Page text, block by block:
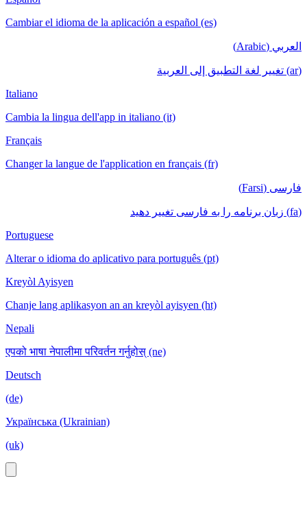
Cambiar el idioma de la aplicación a español (es)
العربي (Arabic)
(ar) تغيير لغة التطبيق إلى العربية
Italiano
Cambia la lingua dell'app in italiano (it)
Français
Changer la langue de l'application en français (fr)
فارسی (Farsi)
(fa) زبان برنامه را به فارسی تغییر دهید
Portuguese
Alterar o idioma do aplicativo para português (pt)
Kreyòl Ayisyen
Chanje lang aplikasyon an an kreyòl ayisyen (ht)
Nepali
एपको भाषा नेपालीमा परिवर्तन गर्नुहोस् (ne)
Deutsch
(de)
Українська (Ukrainian)
(uk)